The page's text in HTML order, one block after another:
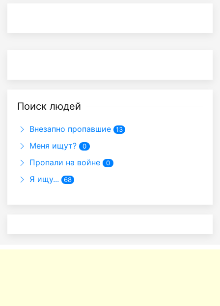
Поиск людей
Внезапно пропавшие 13
Меня ищут? 0
Пропали на войне 0
Я ищу... 68